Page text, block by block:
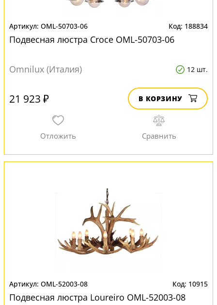
OML-50703-06 188834
Подвесная люстра Croce OML-50703-06
Omnilux (Италия) 12 шт.
21 923 ₽ В КОРЗИНУ
OML-52003-08 10915
Подвесная люстра Loureiro OML-52003-08